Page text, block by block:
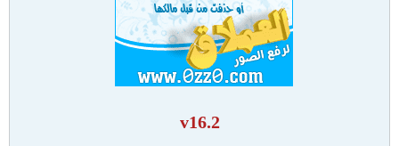
v16.2